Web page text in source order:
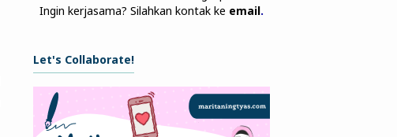
Ingin kerjasama? Silahkan kontak ke email.
Let's Collaborate!